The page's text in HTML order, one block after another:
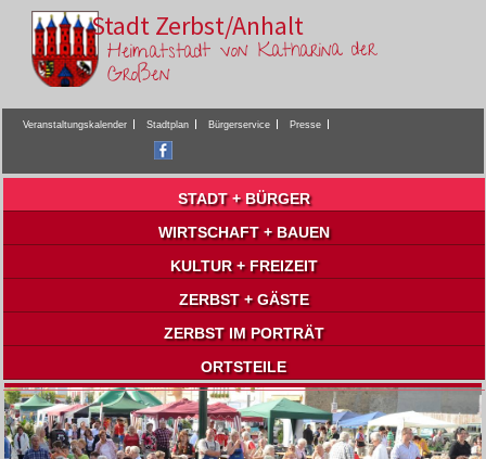
Stadt Zerbst/Anhalt
Heimatstadt von Katharina der
Großen
Veranstaltungskalender Stadtplan Bürgerservice Presse
STADT + BÜRGER
WIRTSCHAFT + BAUEN
KULTUR + FREIZEIT
ZERBST + GÄSTE
ZERBST IM PORTRÄT
ORTSTEILE